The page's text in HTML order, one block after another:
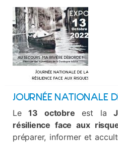
JOURNÉE NATIONALE
Le13 octobre est la
résilience face aux
préparer, informer et